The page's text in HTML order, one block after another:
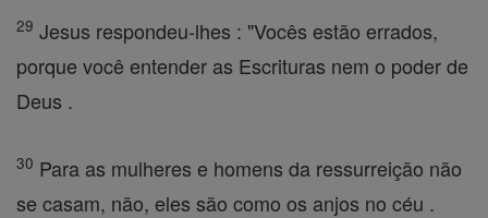
29 Jesus respondeu-lhes : "Vocês estão errados,
porque você entender as Escrituras nem o poder de
Deus .
30 Para as mulheres e homens da ressurreição não
se casam, não, eles são como os anjos no céu .